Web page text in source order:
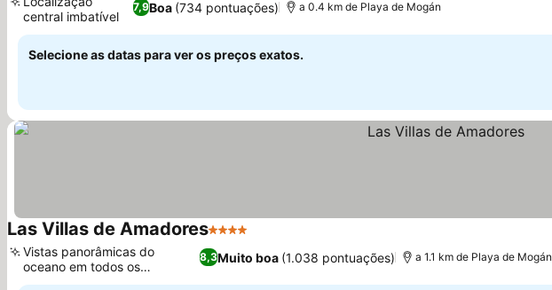
7,9Boa (734 pontuações)
central imbatível
a 0.4 km de Playa de Mogán
Selecione as datas para ver os preços exatos.
Las Villas de Amadores4 Estrelas
8,3Muito boa (1.038 pontuações)
Vistas panorâmicas do
oceano em todos os
apartamentos
a 1.1 km de Playa de Mogán